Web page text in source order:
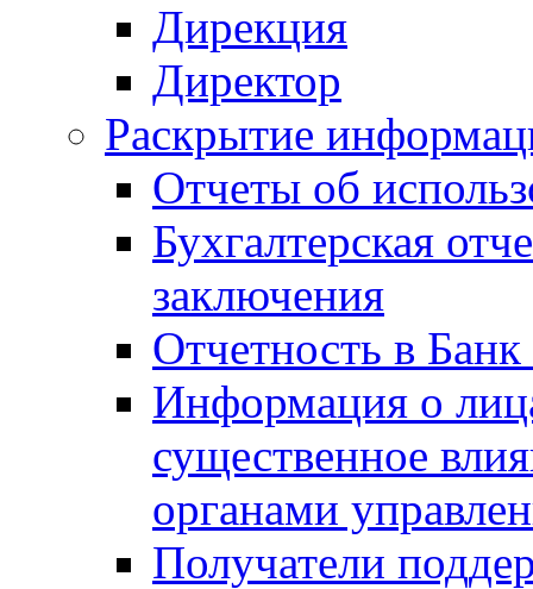
Дирекция
Директор
Раскрытие
Отчеты об
Бухгалтерская
заключения
Отчетность в
Информация о
существенное
органами
Получатели